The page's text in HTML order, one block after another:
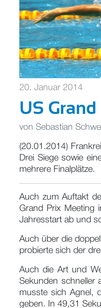
20. Januar 2014
US
von Sebastian
(20.01.2014)
Drei Siege sowie
mehrere Finalplätze.
Auch zum Auftakt
Grand Prix Meeting
Jahresstart ab und
Auch über die
probierte sich der
Auch die Art und
Sekunden schneller
musste sich Agnel,
geben. In 49,31